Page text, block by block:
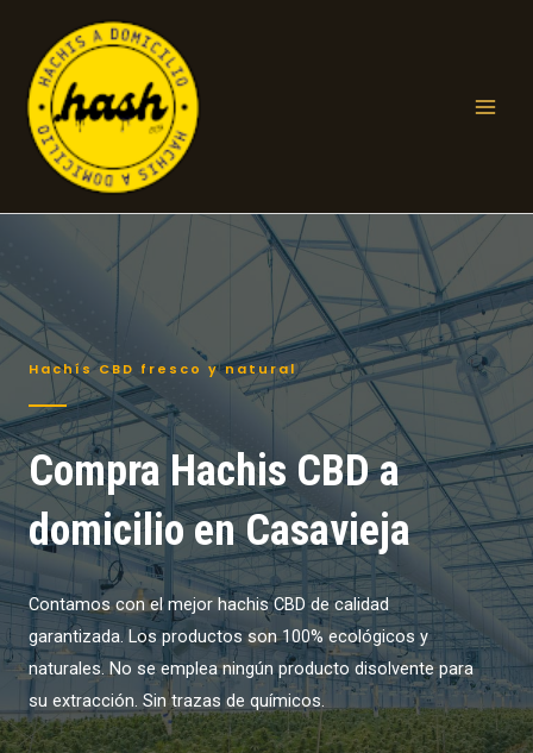
contenido
Hachís CBD fresco y natural
Compra Hachis CBD a
domicilio en Casavieja
Contamos con el mejor hachis CBD de calidad
garantizada. Los productos son 100% ecológicos y
naturales. No se emplea ningún producto disolvente para
su extracción. Sin trazas de químicos.